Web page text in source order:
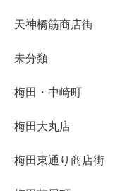
天神橋筋商店街
未分類
梅田・中崎町
梅田大丸店
梅田東通り商店街